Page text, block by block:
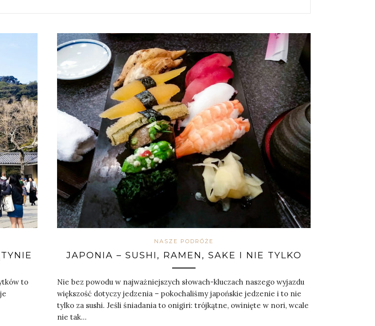
to
NASZE PODRÓŻE
JAPONIA – SUSHI, RAMEN, SAKE I NIE TYLKO
Nie bez powodu w najważniejszych słowach-kluczach naszego wyjazdu
większość dotyczy jedzenia – pokochaliśmy japońskie jedzenie i to nie
tylko za sushi. Jeśli śniadania to onigiri: trójkątne, owinięte w nori, wcale
nie tak…